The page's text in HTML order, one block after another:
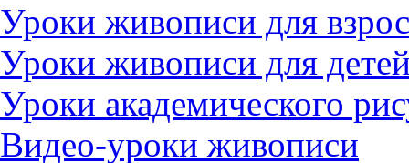
Уроки живописи для
Уроки живописи для
Уроки академического
Видео-уроки живописи